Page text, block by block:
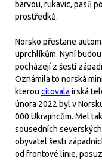
barvou, rukavic, pasů
prostředků.
Norsko přestane
uprchlíkům. Nyní
pocházejí z šesti
Oznámila to norská
kterou citovala irská
února 2022 byl v
000 Ukrajincům. Mel
sousedních
obyvatel šesti
od frontové linie,